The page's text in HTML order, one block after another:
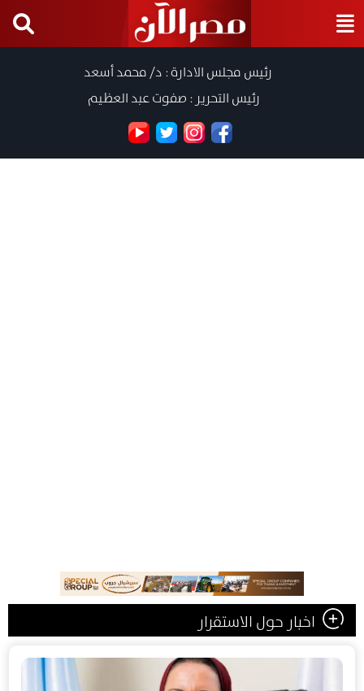
رئيس مجلس الادارة : د/ محمد أسعد
رئيس التحرير : صفوت عبد العظيم
اخبار حول الاستقرار